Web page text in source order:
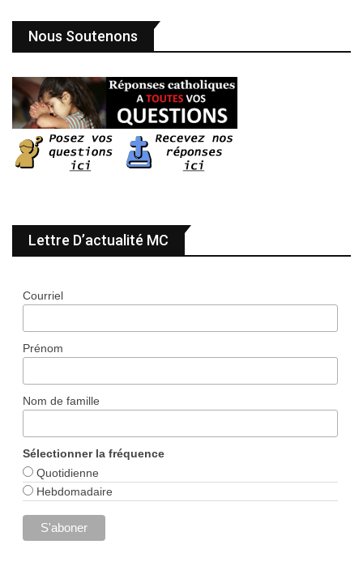
Nous Soutenons
Lettre D’actualité MC
Courriel
Prénom
Nom de famille
Sélectionner la fréquence
Quotidienne
Hebdomadaire